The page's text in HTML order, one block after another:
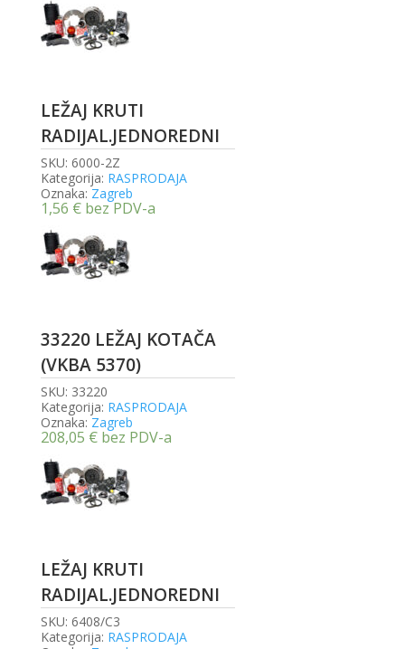
LEŽAJ KRUTI
RADIJAL.JEDNOREDNI
SKU: 6000-2Z
Kategorija: RASPRODAJA
Oznaka: Zagreb
1,56 € bez PDV-a
33220 LEŽAJ KOTAČA
(VKBA 5370)
SKU: 33220
Kategorija: RASPRODAJA
Oznaka: Zagreb
208,05 € bez PDV-a
LEŽAJ KRUTI
RADIJAL.JEDNOREDNI
SKU: 6408/C3
Kategorija: RASPRODAJA